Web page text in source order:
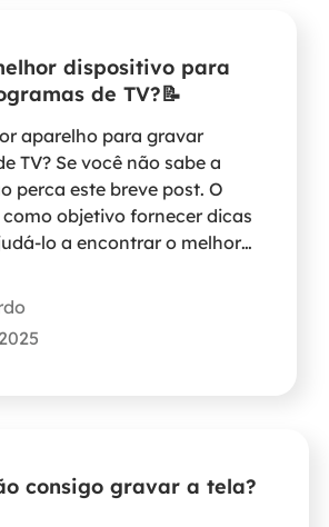
dispositivo para
de TV?📝
aparelho para gravar
TV? Se você não sabe a
perca este breve post. O
como objetivo fornecer dicas
lo a encontrar o melhor
consigo gravar a tela?